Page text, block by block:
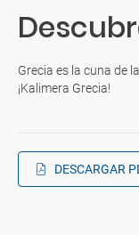
Grecia es la cuna de
¡Kalimera Grecia!
DESCARGAR